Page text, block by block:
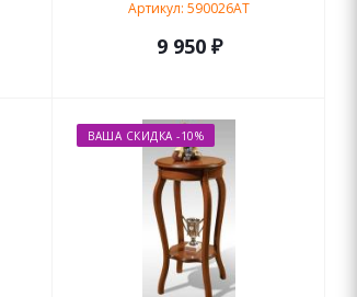
Артикул: 590026AT
9 950₽
ВАША СКИДКА -10%